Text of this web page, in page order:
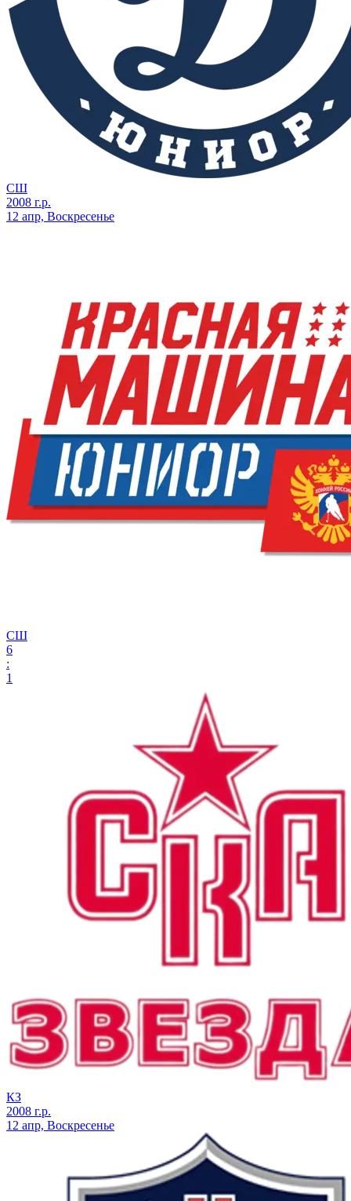
СШ
2008 г.р.
12 апр, Воскресенье
СШ
6
:
1
КЗ
2008 г.р.
12 апр, Воскресенье